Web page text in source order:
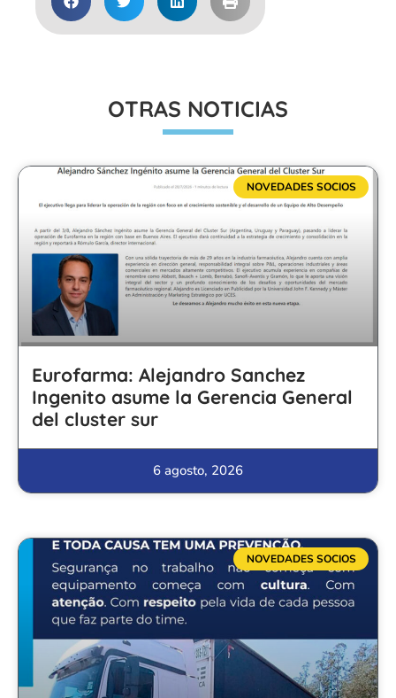
OTRAS NOTICIAS
NOVEDADES SOCIOS
Eurofarma: Alejandro Sanchez
Ingenito asume la Gerencia General
del cluster sur
6 agosto, 2026
NOVEDADES SOCIOS